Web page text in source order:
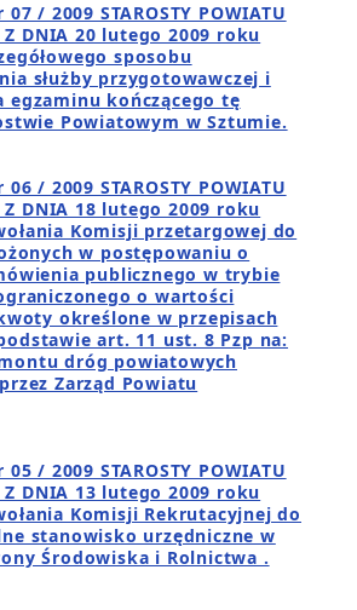
/ 2009 STAROSTY POWIATU
Z DNIA 20 lutego 2009 roku
sposobu
służby przygotowawczej i
egzaminu kończącego tę
Powiatowym w Sztumie.
/ 2009 STAROSTY POWIATU
Z DNIA 18 lutego 2009 roku
Komisji przetargowej do
w postępowaniu o
publicznego w trybie
o wartości
określone w przepisach
art. 11 ust. 8 Pzp na:
dróg powiatowych
Zarząd Powiatu
/ 2009 STAROSTY POWIATU
Z DNIA 13 lutego 2009 roku
Komisji Rekrutacyjnej do
stanowisko urzędniczne w
Środowiska i Rolnictwa .